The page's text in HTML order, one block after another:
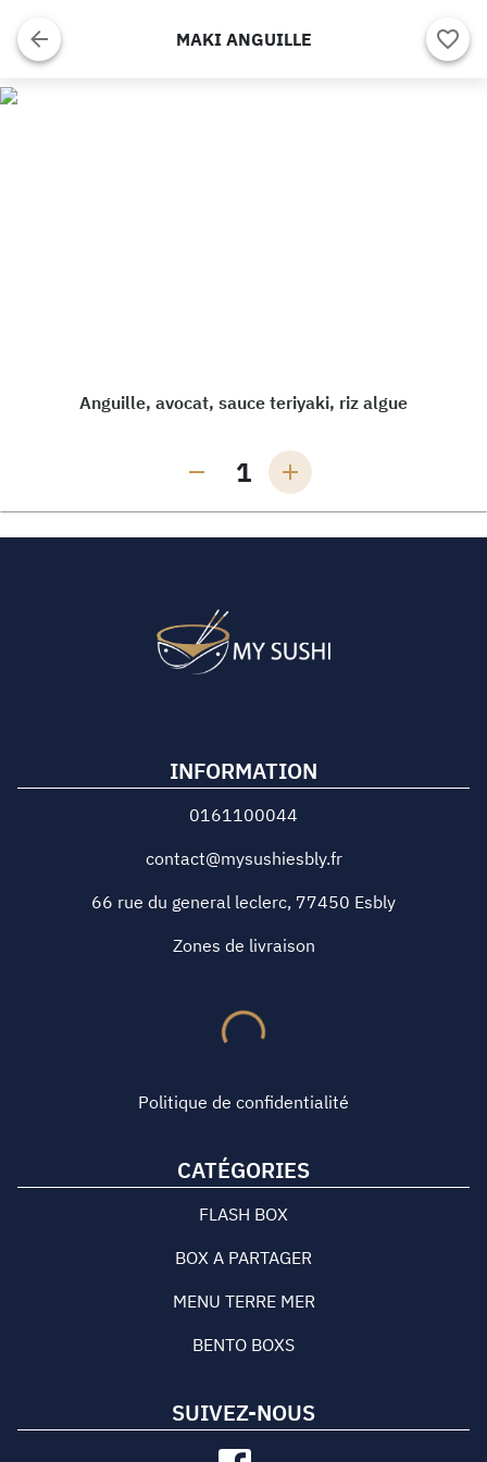
MAKI ANGUILLE
Anguille, avocat, sauce teriyaki, riz algue
1
INFORMATION
0161100044
contact@mysushiesbly.fr
66 rue du general leclerc, 77450 Esbly
Zones de livraison
Politique de confidentialité
CATÉGORIES
FLASH BOX
BOX A PARTAGER
MENU TERRE MER
BENTO BOXS
SUIVEZ-NOUS